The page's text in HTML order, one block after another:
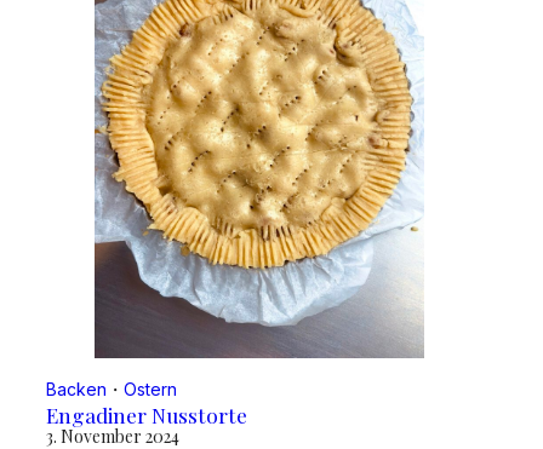
Backen ・ Ostern
Engadiner Nusstorte
3. November 2024